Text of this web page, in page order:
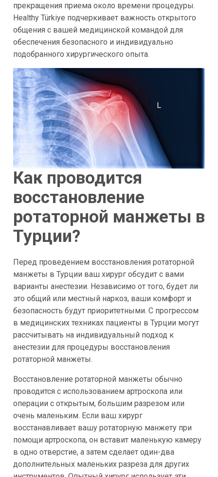
прекращения приема около времени процедуры.
Healthy Türkiye подчеркивает важность открытого
общения с вашей медицинской командой для
обеспечения безопасного и индивидуально
подобранного хирургического опыта.
Как проводится
восстановление
ротаторной манжеты в
Турции?
Перед проведением восстановления ротаторной
манжеты в Турции ваш хирург обсудит с вами
варианты анестезии. Независимо от того, будет ли
это общий или местный наркоз, ваши комфорт и
безопасность будут приоритетными. С прогрессом
в медицинских техниках пациенты в Турции могут
рассчитывать на индивидуальный подход к
анестезии для процедуры восстановления
ротаторной манжеты.
Восстановление ротаторной манжеты обычно
проводится с использованием артроскопа или
операции с открытым, большим разрезом или
очень маленьким. Если ваш хирург
восстанавливает вашу ротаторную манжету при
помощи артроскопа, он вставит маленькую камеру
в одно отверстие, а затем сделает один-два
дополнительных маленьких разреза для других